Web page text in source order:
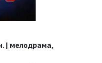
| мелодрама,